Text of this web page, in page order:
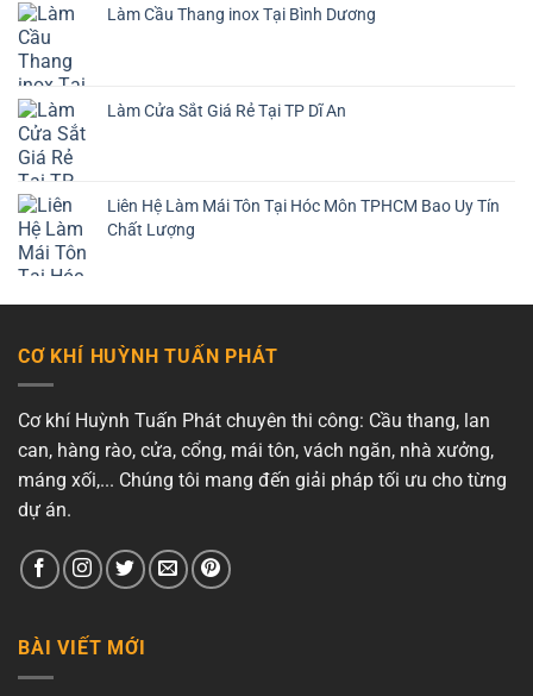
Làm Cầu Thang inox Tại Bình Dương
Làm Cửa Sắt Giá Rẻ Tại TP Dĩ An
Liên Hệ Làm Mái Tôn Tại Hóc Môn TPHCM Bao Uy Tín
Chất Lượng
CƠ KHÍ HUỲNH TUẤN PHÁT
Cơ khí Huỳnh Tuấn Phát chuyên thi công: Cầu thang, lan
can, hàng rào, cửa, cổng, mái tôn, vách ngăn, nhà xưởng,
máng xối,... Chúng tôi mang đến giải pháp tối ưu cho từng
dự án.
BÀI VIẾT MỚI